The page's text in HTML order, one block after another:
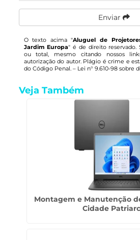
Enviar
O texto acima "Aluguel de
Jardim Europa" é de direito reservado.
ou total, mesmo citando nossos
autorização do autor. Plágio é crime e
do Código Penal. – Lei n° 9.610-98 sobre
Veja Também
Montagem e Manutenção
Cidade